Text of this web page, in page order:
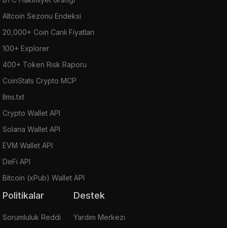
Altcoin Sezonu Endeksi
20,000+ Coin Canlı Fiyatları
100+ Explorer
400+ Token Risk Raporu
CoinStats Crypto MCP
llms.txt
Crypto Wallet API
Solana Wallet API
EVM Wallet API
DeFi API
Bitcoin (xPub) Wallet API
Politikalar
Sorumluluk Reddi
Destek
Yardım Merkezi